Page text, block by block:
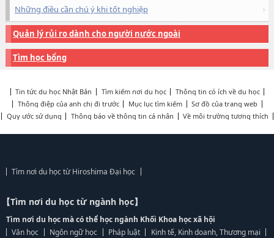
Những điều cần chú ý khi tốt nghiệp
Quản lý rủi ro dành cho người nước ngoài
Tìm học bổng
Tin tức du học Nhật Bản Tìm kiếm nơi du học
Thông tin có ích về du học
Thông điệp của anh chị đi trước
Mục lục tìm kiếm
Sơ đồ của trang web
Quy ước sử dụng
Thông báo về thông tin cá nhân Về môi trường tương thích
Tìm nơi du học từ Hiroshima Đại học
【Tìm nơi du học từ ngành học】
Tìm nơi du học mà có thể học ngành Khối Khoa học xã hội
Văn học
Ngôn ngữ học Pháp luật
Kinh tế, Kinh doanh, Thương mại